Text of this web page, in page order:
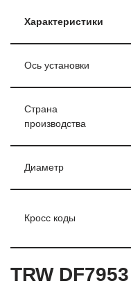
Характеристики
Ось установки
Страна
производства
Диаметр
Кросс коды
TRW DF7953